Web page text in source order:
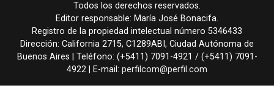
Todos los derechos reservados.
Editor responsable: María José Bonacifa.
Registro de la propiedad intelectual número 5346433
Dirección: California 2715, C1289ABI , Ciudad Autónoma de
Buenos Aires | Teléfono: (+5411) 7091-4921 / (+5411) 7091-
4922 | E-mail: perfilcom@perfil.com